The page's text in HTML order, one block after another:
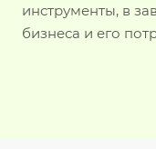
инструменты, в
бизнеса и его